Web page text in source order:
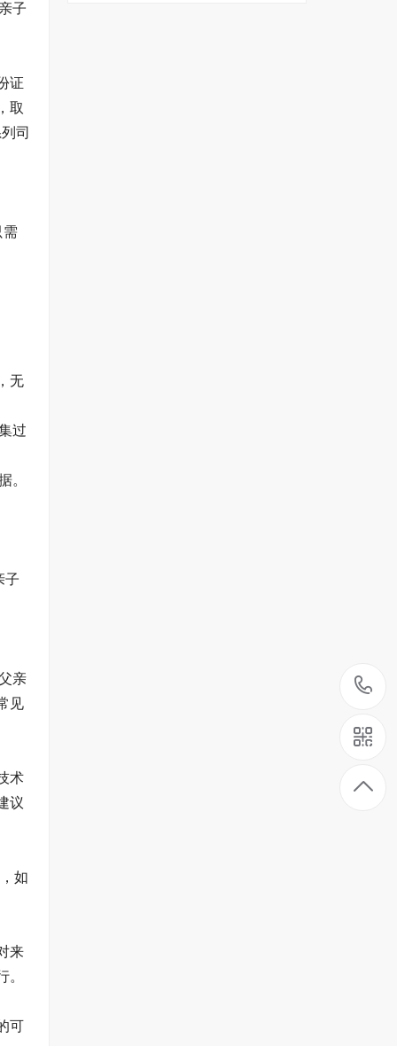
子
证
取
司
需
无
过
。
子
亲
见
术
议
如
来
可